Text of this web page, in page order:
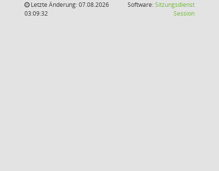
Letzte Änderung: 07.08.2026
03:09:32
Software:Sitzungsdienst
Session(Wird in